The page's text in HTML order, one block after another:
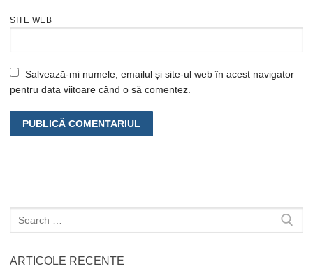
SITE WEB
Salvează-mi numele, emailul și site-ul web în acest navigator
pentru data viitoare când o să comentez.
Caută
după:
ARTICOLE RECENTE